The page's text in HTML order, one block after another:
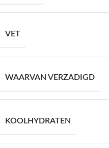
VET
WAARVAN VERZADIGD
KOOLHYDRATEN